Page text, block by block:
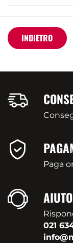
INDIETRO
Paga
AIUTO
021